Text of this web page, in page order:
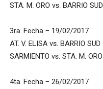
STA. M. ORO vs. BARRIO SUD
3ra. Fecha – 19/02/2017
AT. V. ELISA vs. BARRIO SUD
SARMIENTO vs. STA. M. ORO
4ta. Fecha – 26/02/2017